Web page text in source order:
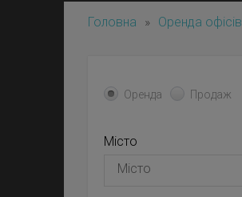
Головна » Оренда офісів
Оренда Продаж
Місто